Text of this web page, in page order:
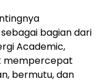
bagian dari
Academic,
mempercepat
bermutu, dan